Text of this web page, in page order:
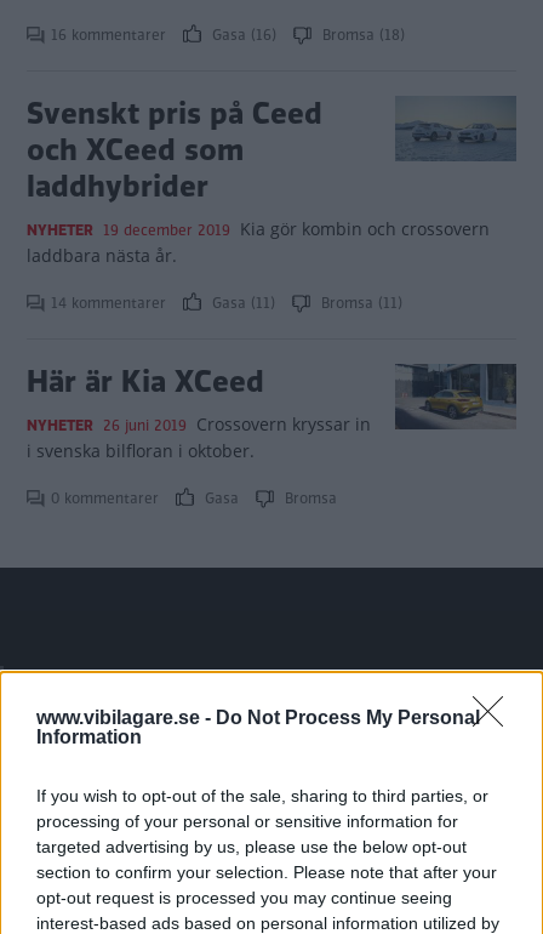
www.vibilagare.se - Do Not Process My Personal
Information
If you wish to opt-out of the sale, sharing to third parties, or
processing of your personal or sensitive information for
targeted advertising by us, please use the below opt-out
section to confirm your selection. Please note that after your
opt-out request is processed you may continue seeing
interest-based ads based on personal information utilized by
16 kommentarer Gasa (16) Bromsa (18)
Svenskt pris på Ceed
och XCeed som
laddhybrider
NYHETER 19 december 2019 Kia gör kombin och crossovern
laddbara nästa år.
14 kommentarer Gasa (11) Bromsa (11)
Här är Kia XCeed
NYHETER 26 juni 2019 Crossovern kryssar in
i svenska bilfloran i oktober.
0 kommentarer Gasa Bromsa
Tester: De senaste vi kört